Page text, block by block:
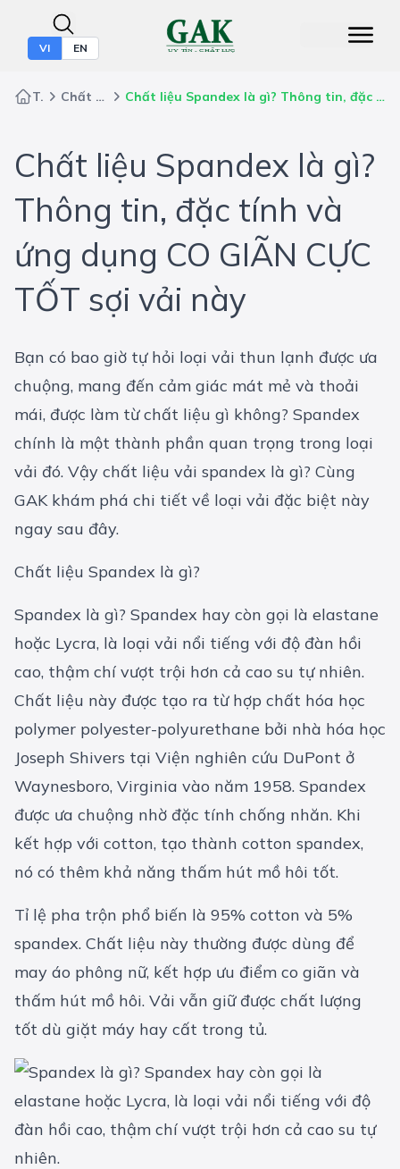
VI EN
Trang chủ Chất liệu may mặc Chất liệu Spandex là gì? Thông tin, đặc tính và ứng dụng CO GIÃN CỰC TỐT sợi vải này
Chất liệu Spandex là gì?
Thông tin, đặc tính và
ứng dụng CO GIÃN CỰC
TỐT sợi vải này
Bạn có bao giờ tự hỏi loại vải thun lạnh được ưa
chuộng, mang đến cảm giác mát mẻ và thoải
mái, được làm từ chất liệu gì không? Spandex
chính là một thành phần quan trọng trong loại
vải đó. Vậy chất liệu vải spandex là gì? Cùng
GAK khám phá chi tiết về loại vải đặc biệt này
ngay sau đây.
Chất liệu Spandex là gì?
Spandex là gì? Spandex hay còn gọi là elastane
hoặc Lycra, là loại vải nổi tiếng với độ đàn hồi
cao, thậm chí vượt trội hơn cả cao su tự nhiên.
Chất liệu này được tạo ra từ hợp chất hóa học
polymer polyester-polyurethane bởi nhà hóa học
Joseph Shivers tại Viện nghiên cứu DuPont ở
Waynesboro, Virginia vào năm 1958. Spandex
được ưa chuộng nhờ đặc tính chống nhăn. Khi
kết hợp với cotton, tạo thành cotton spandex,
nó có thêm khả năng thấm hút mồ hôi tốt.
Tỉ lệ pha trộn phổ biến là 95% cotton và 5%
spandex. Chất liệu này thường được dùng để
may áo phông nữ, kết hợp ưu điểm co giãn và
thấm hút mồ hôi. Vải vẫn giữ được chất lượng
tốt dù giặt máy hay cất trong tủ.